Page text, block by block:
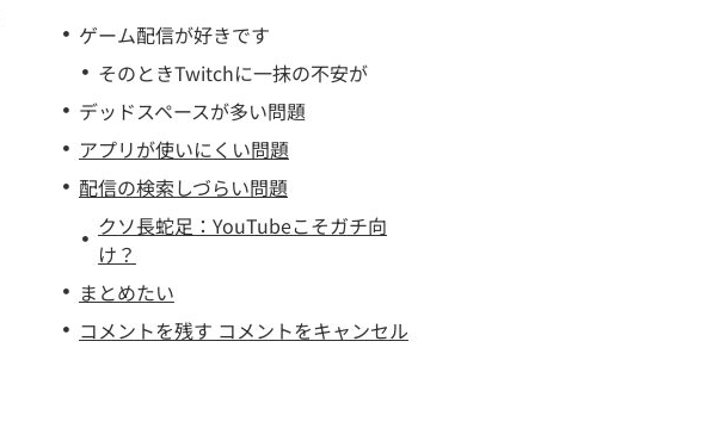
ゲーム配信が好きです
そのときTwitchに一抹の不安が
デッドスペースが多い問題
アプリが使いにくい問題
配信の検索しづらい問題
クソ長蛇足：YouTubeこそガチ向
け？
まとめたい
コメントを残す コメントをキャンセル